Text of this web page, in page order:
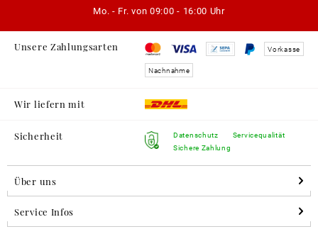
Mo. - Fr. von 09:00 - 16:00 Uhr
Unsere Zahlungsarten Vorkasse
Nachnahme
Wir liefern mit
Sicherheit
Datenschutz
Sichere Zahlung
Servicequalität
Über uns
Service Infos